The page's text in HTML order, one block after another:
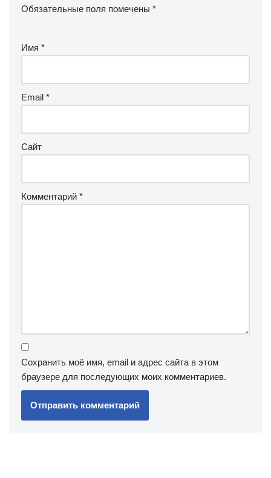
Обязательные поля помечены *
Имя *
Email *
Сайт
Комментарий *
Сохранить моё имя, email и адрес сайта в этом
браузере для последующих моих комментариев.